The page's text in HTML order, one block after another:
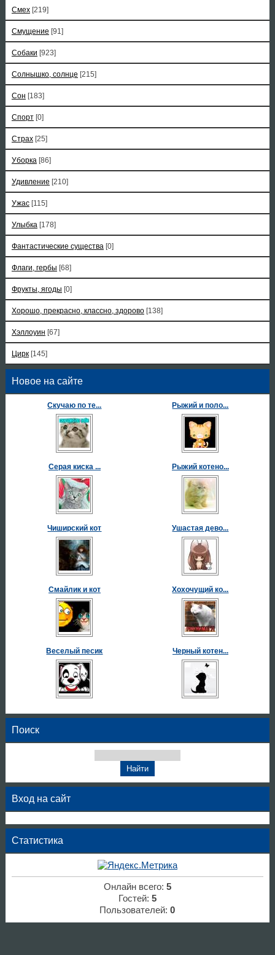
Смех [219]
Смущение [91]
Собаки [923]
Солнышко, солнце [215]
Сон [183]
Спорт [0]
Страх [25]
Уборка [86]
Удивление [210]
Ужас [115]
Улыбка [178]
Фантастические существа [0]
Флаги, гербы [68]
Фрукты, ягоды [0]
Хорошо, прекрасно, классно, здорово [138]
Хэллоуин [67]
Цирк [145]
Новое на сайте
Скучаю по те... Рыжий и поло...
Серая киска ... Рыжий котено...
Чиширский кот Ушастая дево...
Смайлик и кот Хохочущий ко...
Веселый песик Черный котен...
Поиск
Вход на сайт
Статистика
Онлайн всего: 5
Гостей: 5
Пользователей:0